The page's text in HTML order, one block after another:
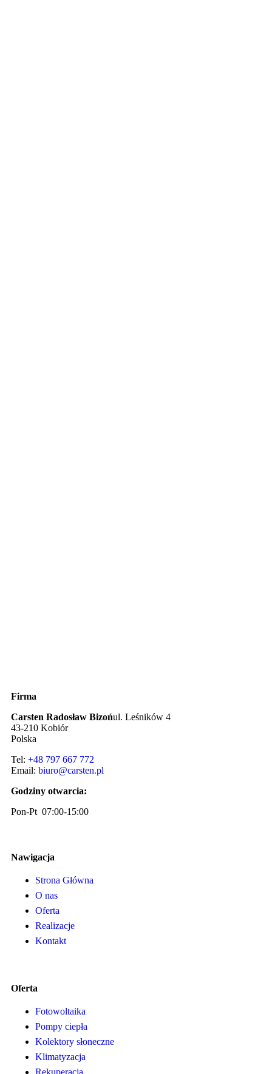
Firma
Carsten Radosław Bizońul. Leśników 4
43-210 Kobiór
Polska
Tel: +48 797 667 772
Email: biuro@carsten.pl
Godziny otwarcia:
Pon-Pt 07:00-15:00
Nawigacja
Strona Główna
O nas
Oferta
Realizacje
Kontakt
Oferta
Fotowoltaika
Pompy ciepła
Kolektory słoneczne
Klimatyzacja